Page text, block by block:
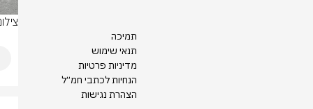
תמיכה
תנאי שימוש
מדיניות פרטיות
הנחיות לכתבי חמ״ל
הצהרת נגישות
צילום: